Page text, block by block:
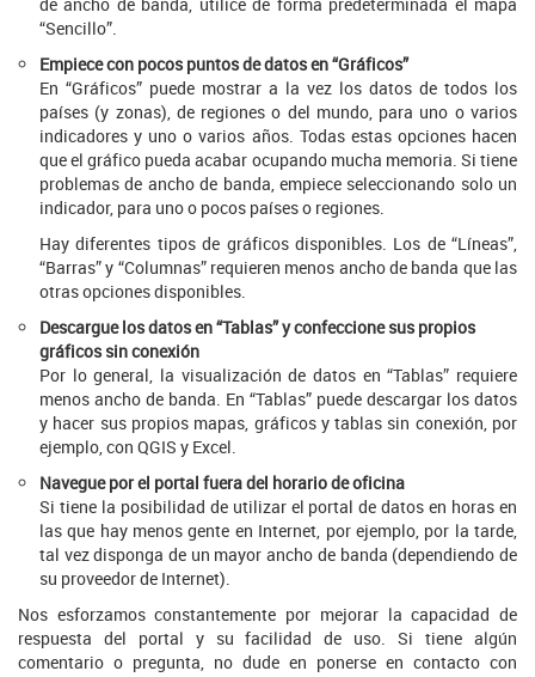
“Sencillo”.
Empiece con pocos puntos de datos en “Gráficos”
En “Gráficos” puede mostrar a la vez los datos de todos los
países (y zonas), de regiones o del mundo, para uno o varios
indicadores y uno o varios años. Todas estas opciones hacen
que el gráfico pueda acabar ocupando mucha memoria. Si tiene
problemas de ancho de banda, empiece seleccionando solo un
indicador, para uno o pocos países o regiones.
Hay diferentes tipos de gráficos disponibles. Los de “Líneas”,
“Barras” y “Columnas” requieren menos ancho de banda que las
otras opciones disponibles.
Descargue los datos en “Tablas” y confeccione sus propios
gráficos sin conexión
Por lo general, la visualización de datos en “Tablas” requiere
menos ancho de banda. En “Tablas” puede descargar los datos
y hacer sus propios mapas, gráficos y tablas sin conexión, por
ejemplo, con QGIS y Excel.
Navegue por el portal fuera del horario de oficina
Si tiene la posibilidad de utilizar el portal de datos en horas en
las que hay menos gente en Internet, por ejemplo, por la tarde,
tal vez disponga de un mayor ancho de banda (dependiendo de
su proveedor de Internet).
Nos esforzamos constantemente por mejorar la capacidad de
respuesta del portal y su facilidad de uso. Si tiene algún
comentario o pregunta, no dude en ponerse en contacto con